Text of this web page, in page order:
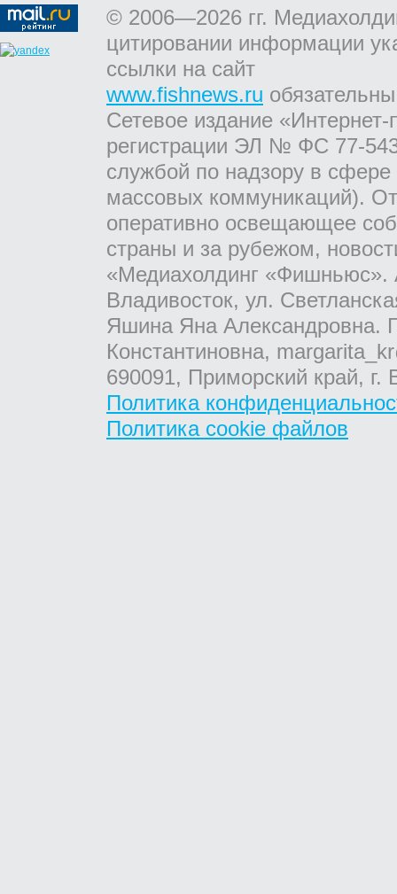
© 2006—2026 гг.
цитировании информации
ссылки на сайт
www.fishnews.ru
Сетевое издание
регистрации ЭЛ № ФС 77-
службой по надзору в
массовых коммуникаций).
оперативно освещающее
страны и за рубежом,
«Медиахолдинг «Фишньюс».
Владивосток, ул.
Яшина Яна Александровна.
Константиновна,
690091, Приморский край,
Политика
Политика cookie файлов